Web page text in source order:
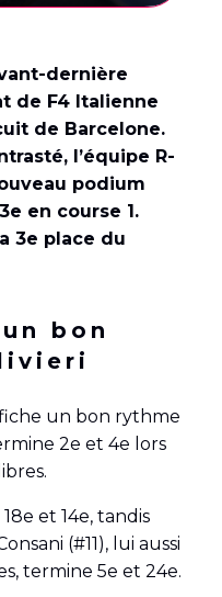
dernière
de F4 Italienne
de Barcelone.
l’équipe R-
podium
en course 1.
3e place du
bon
un bon rythme
2e et 4e lors
et 14e, tandis
(#11), lui aussi
termine 5e et 24e.